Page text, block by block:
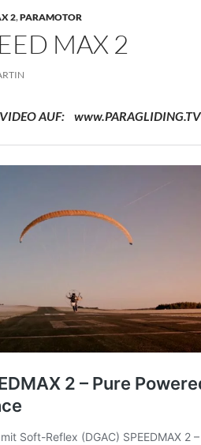
2,PARAMOTOR
MAX 2
VIDEO AUF: